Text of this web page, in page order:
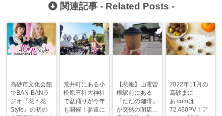
関連記事 - Related Posts -
高砂市文化会館
でBAN-BANラ
ジオ『花＊花
Style』の初の
荒井町にある小
松原三社大神社
で盆踊りが今年
も開催！参道に
【悲報】山電曽
根駅前にある
『ただの珈琲』
が突然の閉店…
2022年11月の
高砂まに
あ.comは
72,460PV！ア